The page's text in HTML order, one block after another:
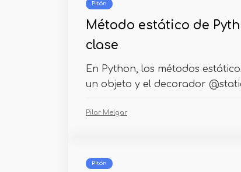
Pitón
Método estático de
clase
En Python, los métodos
un objeto y el decorador
Pilar Melgar
Pitón